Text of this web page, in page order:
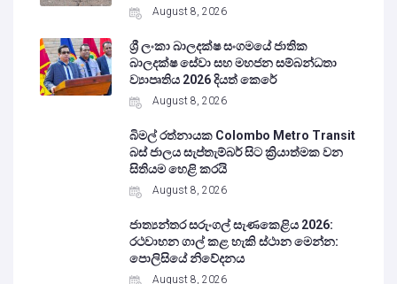
August 8, 2026
ශ්‍රී ලංකා බාලදක්ෂ සංගමයේ ජාතික
බාලදක්ෂ සේවා සහ මහජන සම්බන්ධතා
ව්‍යාපෘතිය 2026 දියත් කෙරේ
August 8, 2026
බිමල් රත්නායක Colombo Metro Transit
බස් ජාලය සැප්තැම්බර් සිට ක්‍රියාත්මක වන
සිතියම හෙළි කරයි
August 8, 2026
ජාත්‍යන්තර සරුංගල් සැණකෙළිය 2026:
රථවාහන ගාල් කළ හැකි ස්ථාන මෙන්න:
පොලිසියේ නිවේදනය
August 8, 2026